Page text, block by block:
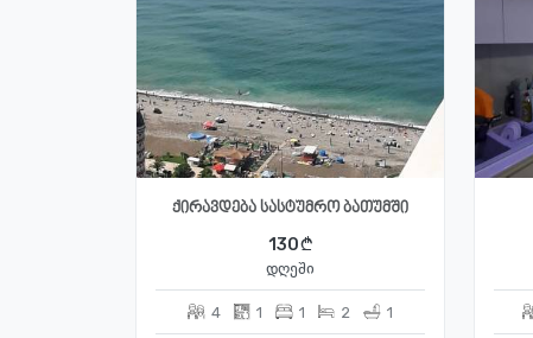
ქირავდება სასტუმრო ბათუმში
130
დღეში
4 1 1 2 1